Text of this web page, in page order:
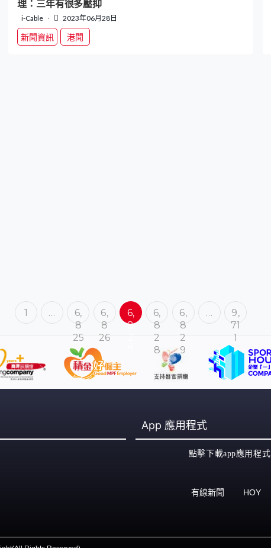
理：三年有很多壓抑
i-Cable 2023年06月28日
新聞資訊 港聞
1 …
6,
8
25
6,
8
26
6,
8
6,
8
2
8
6,
8
2
9
…
9,
71
1
App 應用程式
點擊下載app應用程式
有線新聞 HOY